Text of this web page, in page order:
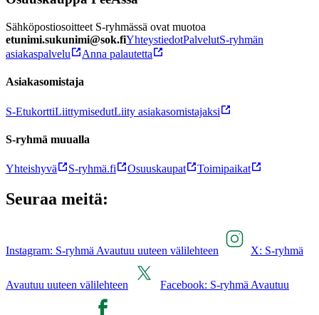
Sähköpostiosoitteet S-ryhmässä ovat muotoa
etunimi.sukunimi@sok.fiYhteystiedotPalvelutS-ryhmän
asiakaspalvelu
Anna palautetta
Asiakasomistaja
S-EtukorttiLiittymisedutLiity asiakasomistajaksi
S-ryhmä muualla
Yhteishyvä S-ryhmä.fi Osuuskaupat Toimipaikat
Seuraa meitä:
Instagram: S-ryhmä Avautuu uuteen välilehteen X: S-ryhmä
Avautuu uuteen välilehteen Facebook: S-ryhmä Avautuu